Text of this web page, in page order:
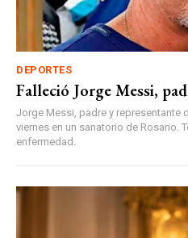
DEPORTES
Falleció Jorge Messi,
Jorge Messi, padre y representante
viernes en un sanatorio de Rosario.
enfermedad.